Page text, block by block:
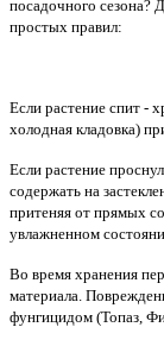
посадочного сезона?
простых правил:
Если растение спит -
холодная кладовка)
Если растение
содержать на
притеняя от прямых
увлажненном
Во время хранения
материала.
фунгицидом (Топаз,